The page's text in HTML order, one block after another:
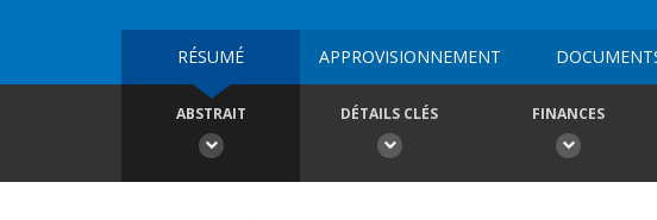
RÉSUMÉ APPROVISIONNEMENT
ABSTRAIT DÉTAILS CLÉS FINANCES